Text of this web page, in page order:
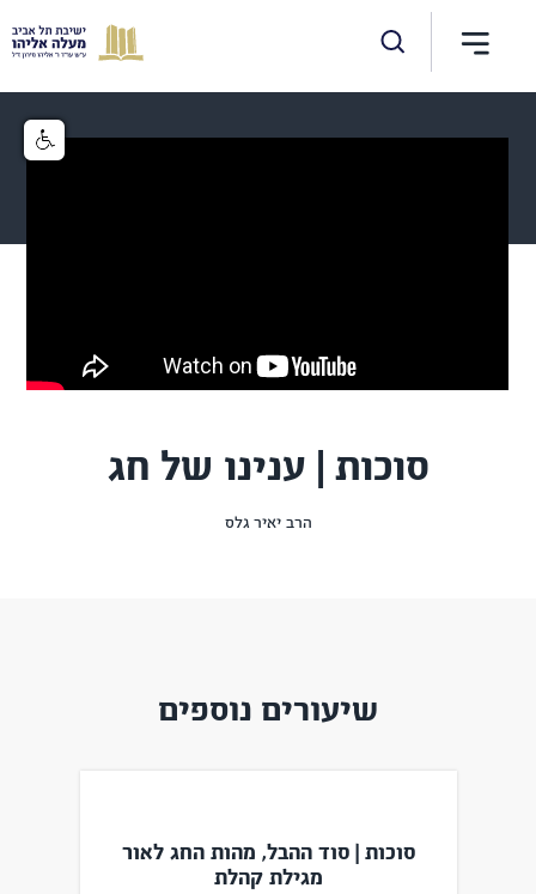
סוכות | ענינו של חג
הרב יאיר גלס
שיעורים נוספים
סוכות | סוד ההבל, מהות החג לאור
מגילת קהלת